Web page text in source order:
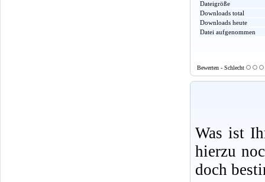
Dateigröße
Downloads total
Downloads heute
Datei aufgenommen
Bewerten - Schlecht
Was ist
hierzu
doch